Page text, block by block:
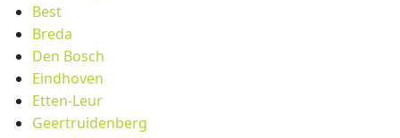
Best
Breda
Den Bosch
Eindhoven
Etten-Leur
Geertruidenberg